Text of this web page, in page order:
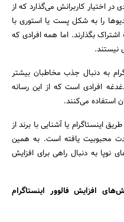
اختیار کاربرانش می‌گذارد که از
را به شکل پست یا استوری با
بگذارند. اما همه افرادی که
نیستند.
به دنبال جذب مخاطبان بیشتر
افرادی است که از این رسانه
استفاده می‌کنند.
اینستاگرام یا آشنایی با برند از
محبوبیت یافته است. به همین
نوپا به دنبال راهی برای افزایش
افزایش فالوور اینستاگرام